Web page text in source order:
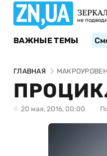
не
ВАЖНЫЕ ТЕМЫ
ГЛАВНАЯ
20 мая, 2016, 00:00